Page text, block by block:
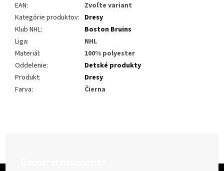
EAN:
Zvoľte variant
Kategórie produktov: Dresy
Klub NHL:
Boston Bruins
Liga:
NHL
Materiál:
100% polyester
Oddelenie:
Detské produkty
Produkt:
Dresy
Farva: Čierna